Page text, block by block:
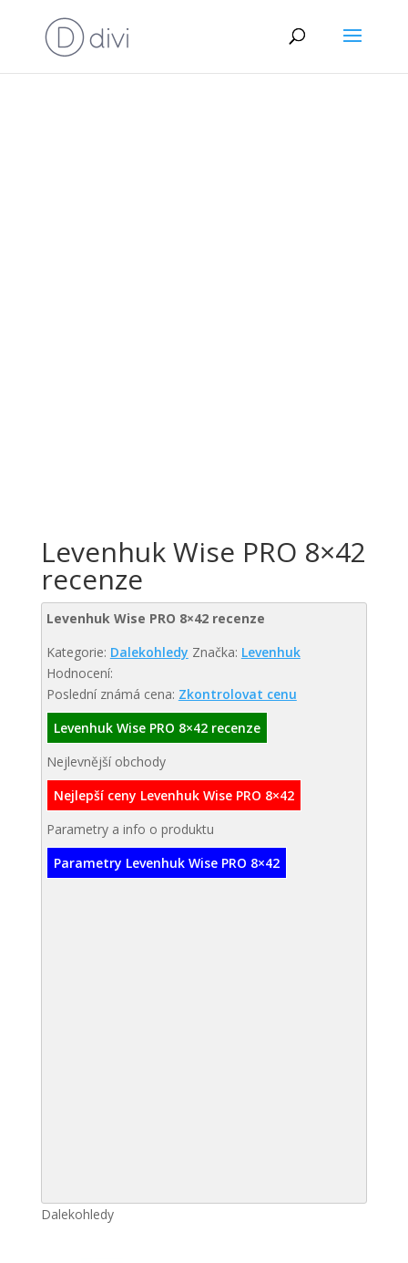
Levenhuk Wise PRO 8×42
recenze
Levenhuk Wise PRO 8×42 recenze
Kategorie: Dalekohledy Značka: Levenhuk
Hodnocení:
Poslední známá cena: Zkontrolovat cenu
Levenhuk Wise PRO 8×42 recenze
Nejlevnější obchody
Nejlepší ceny Levenhuk Wise PRO 8×42
Parametry a info o produktu
Parametry Levenhuk Wise PRO 8×42
Dalekohledy